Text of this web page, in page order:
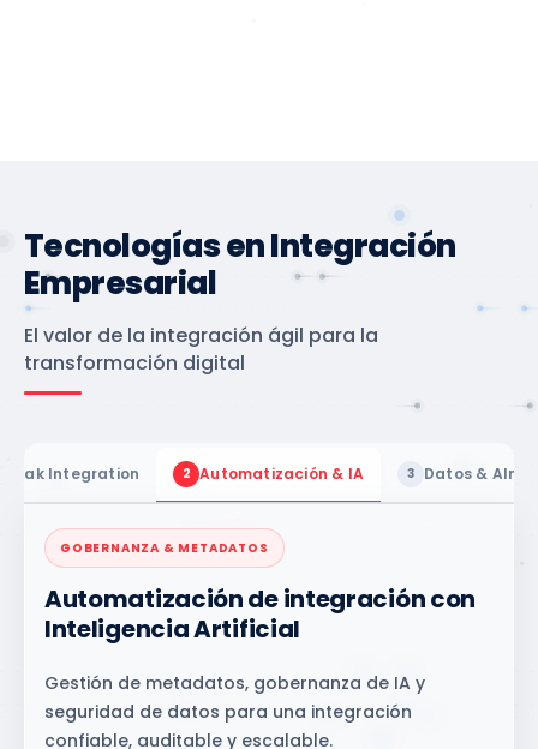
Tecnologías en Integración
Empresarial
El valor de la integración ágil para la
transformación digital
Pak Integration 2 Automatización & IA 3 Datos &